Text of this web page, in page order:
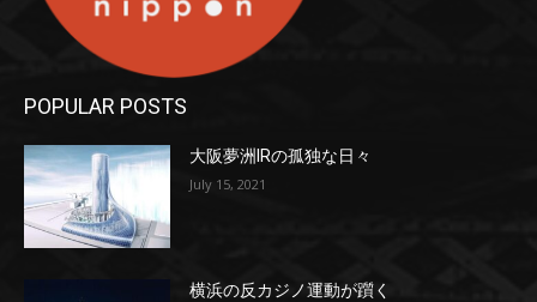
POPULAR POSTS
大阪夢洲IRの孤独な日々
July 15, 2021
横浜の反カジノ運動が躓く